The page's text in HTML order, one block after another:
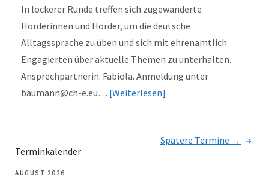
In lockerer Runde treffen sich zugewanderte
Hörderinnen und Hörder, um die deutsche
Alltagssprache zu üben und sich mit ehrenamtlich
Engagierten über aktuelle Themen zu unterhalten.
Ansprechpartnerin: Fabiola. Anmeldung unter
baumann@ch-e.eu… Weiterlesen
Spätere Termine →
Terminkalender
AUGUST 2026